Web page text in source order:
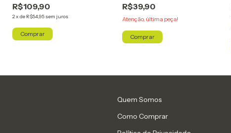
R$109,90
2xde R$54,95 sem juros
Comprar
R$39,90
Atenção, última peça!
Comprar
Quem Somos
Como Comprar